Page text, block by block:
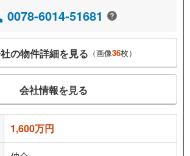
0078-6014-51681
の物件詳細を見る （画像36枚）
会社情報を見る
1,600万円